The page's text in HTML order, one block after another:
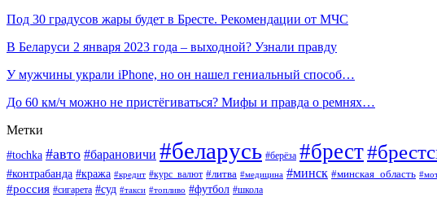
Под 30 градусов жары будет в Бресте. Рекомендации от МЧС
В Беларуси 2 января 2023 года – выходной? Узнали правду
У мужчины украли iPhone, но он нашел гениальный способ…
До 60 км/ч можно не пристёгиваться? Мифы и правда о ремнях…
Метки
#tochka #авто #барановичи #беларусь #берёза #брест
#контрабанда #кража #кредит #курс_валют #литва #медицина #минск #минская_область
#россия #сигарета #суд #такси #топливо #футбол #школа